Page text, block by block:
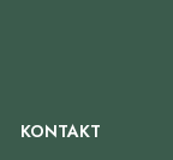
KONTAKT